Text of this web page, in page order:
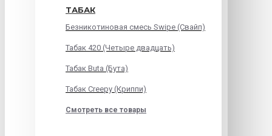
ТАБАК
Безникотиновая смесь Swipe (Свайп)
Табак 420 (Четыре двадцать)
Табак Buta (Бута)
Табак Creepy (Криппи)
Смотреть все товары